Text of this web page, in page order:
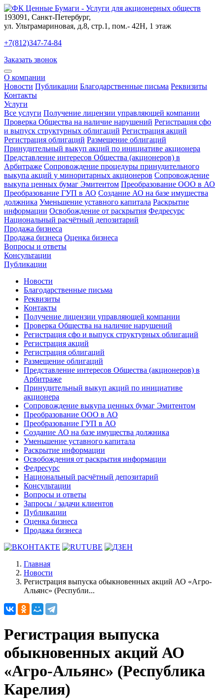
193091 , Санкт-Петербург,
ул. Ультрамариновая, д.8, стр.1, пом.- 42Н, 1 этаж
+7(812)347-74-84
Заказать звонок
О компании
Новости Публикации Благодарственные письма Реквизиты
Контакты
Услуги
Все услуги Получение лицензии управляющей компании
Проверка Общества на наличие нарушений Регистрация сфо
и выпуск структурных облигаций Регистрация акций
Регистрация облигаций Размещение облигаций
Принудительный выкуп акций по инициативе акционера
Представление интересов Общества (акционеров) в
Арбитраже Сопровождение процедуры принудительного
выкупа акций у миноритарных акционеров Сопровождение
выкупа ценных бумаг Эмитентом Преобразование ООО в АО
Преобразование ГУП в АО Создание АО на базе имущества
должника Уменьшение уставного капитала Раскрытие
информации Освобождение от раскрытия Федресурс
Национальный расчётный депозитарий
Продажа бизнеса
Продажа бизнеса Оценка бизнеса
Вопросы и ответы
Консультации
Публикации
Новости
Благодарственные письма
Реквизиты
Контакты
Получение лицензии управляющей компании
Проверка Общества на наличие нарушений
Регистрация сфо и выпуск структурных облигаций
Регистрация акций
Регистрация облигаций
Размещение облигаций
Представление интересов Общества (акционеров) в
Арбитраже
Принудительный выкуп акций по инициативе
акционера
Сопровождение выкупа ценных бумаг Эмитентом
Преобразование ООО в АО
Преобразование ГУП в АО
Создание АО на базе имущества должника
Уменьшение уставного капитала
Раскрытие информации
Освобождения от раскрытия информации
Федресурс
Национальный расчётный депозитарий
Консультации
Вопросы и ответы
Запросы / задачи клиентов
Публикации
Оценка бизнеса
Продажа бизнеса
Главная
Новости
Регистрация выпуска обыкновенных акций АО «Агро-
Альянс» (Республи...
Регистрация выпуска
обыкновенных акций АО
«Агро-Альянс» (Республика
Карелия)